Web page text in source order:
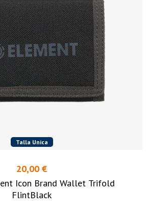
Talla Unica
20,00 €
Icon Brand Wallet Trifold
FlintBlack